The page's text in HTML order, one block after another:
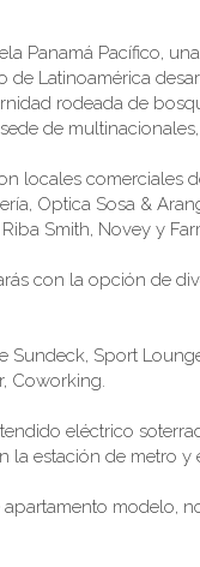
Panamá Pacífico,
de Latinoamérica
rodeada de
de
locales comerciales
Optica Sosa &
Smith, Novey y
con la opción de
Sundeck, Sport
Coworking.
eléctrico
la estación de metro y
apartamento modelo,